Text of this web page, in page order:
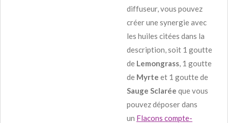
diffuseur, vous pouvez
créer une synergie avec
les huiles citées dans la
description, soit 1 goutte
de Lemongrass, 1 goutte
de Myrte et 1 goutte de
Sauge Sclarée que vous
pouvez déposer dans
un Flacons compte-